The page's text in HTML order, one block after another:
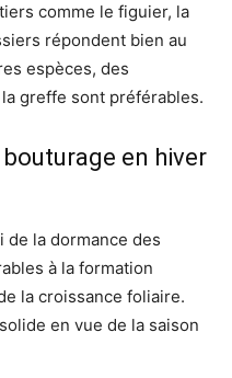
comme le figuier, la
répondent bien au
espèces, des
greffe sont préférables.
en hiver
la dormance des
à la formation
la croissance foliaire.
en vue de la saison